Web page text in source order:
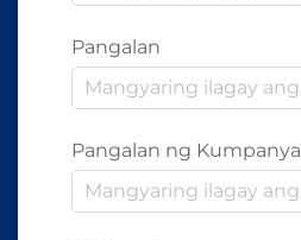
Pangalan
Pangalan ng Kumpanya